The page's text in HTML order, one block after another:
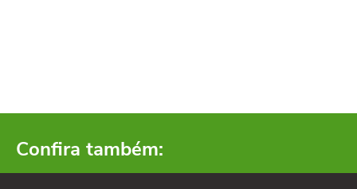
Confira também: